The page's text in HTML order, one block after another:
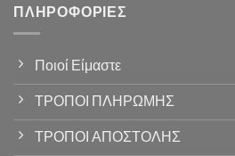
ΠΛΗΡΟΦΟΡΊΕΣ
Ποιοί Είμαστε
ΤΡΟΠΟΙ ΠΛΗΡΩΜΗΣ
ΤΡΟΠΟΙ ΑΠΟΣΤΟΛΗΣ